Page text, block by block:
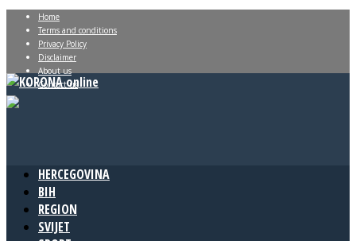
Home
Terms and conditions
Privacy Policy
Disclaimer
About us
Contact us
HERCEGOVINA
BIH
REGION
SVIJET